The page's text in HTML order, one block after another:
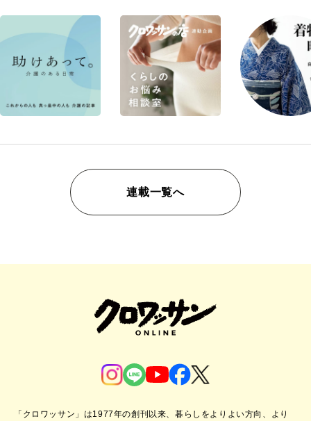
連載一覧へ
「クロワッサン」は1977年の創刊以来、暮らしをよりよい方向、より